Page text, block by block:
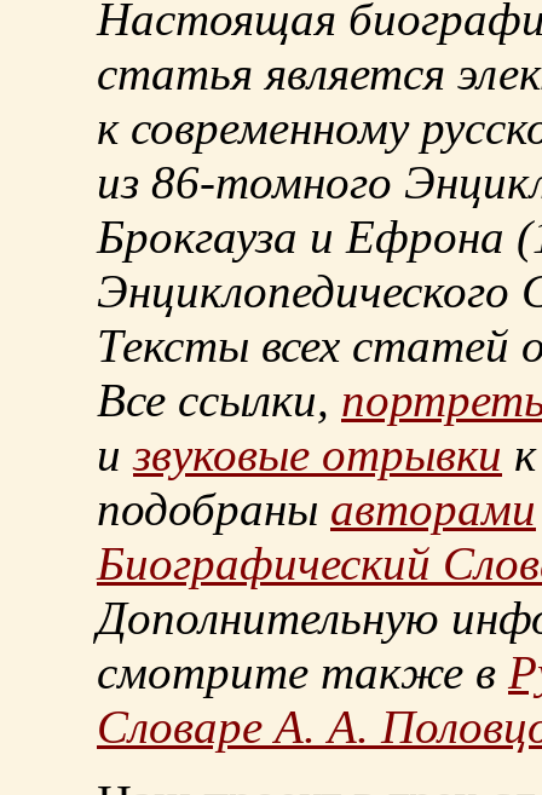
Настоящая
статья является
к современному
из 86-томного
Брокгауза и Ефрона
Энциклопедического
Тексты всех статей
Все ссылки,
извуковые отрывки
подобраны авторами
Биографический
Дополнительную
смотрите также в
Словаре А. А.